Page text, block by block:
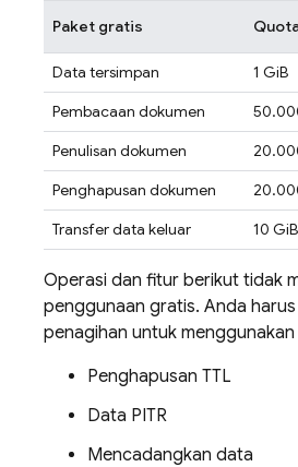
Paket gratis
Data tersimpan
1 GiB
Pembacaan dokumen
Penulisan dokumen
Penghapusan dokumen
Transfer data keluar
10
Operasi dan fitur berikut tidak
penggunaan gratis. Anda
penagihan untuk
Penghapusan TTL
Data PITR
Mencadangkan data